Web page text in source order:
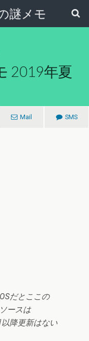
謎メモ
2019年夏
Mail SMS
だとここの
ソースは
以降更新はない